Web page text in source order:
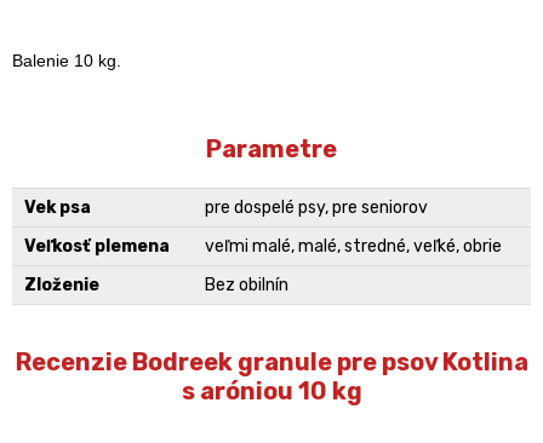
Balenie 10 kg.
Parametre
Vek psa
pre dospelé psy, pre seniorov
Veľkosť plemena
veľmi malé, malé, stredné, veľké, obrie
Zloženie
Bez obilnín
Recenzie Bodreek granule pre psov Kotlina
s aróniou 10 kg